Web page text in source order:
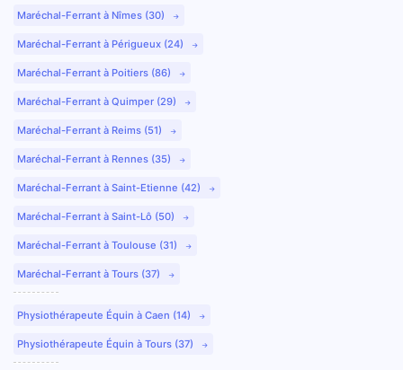
Maréchal-Ferrant à Nîmes (30)
Maréchal-Ferrant à Périgueux (24)
Maréchal-Ferrant à Poitiers (86)
Maréchal-Ferrant à Quimper (29)
Maréchal-Ferrant à Reims (51)
Maréchal-Ferrant à Rennes (35)
Maréchal-Ferrant à Saint-Etienne (42)
Maréchal-Ferrant à Saint-Lô (50)
Maréchal-Ferrant à Toulouse (31)
Maréchal-Ferrant à Tours (37)
Physiothérapeute Équin à Caen (14)
Physiothérapeute Équin à Tours (37)